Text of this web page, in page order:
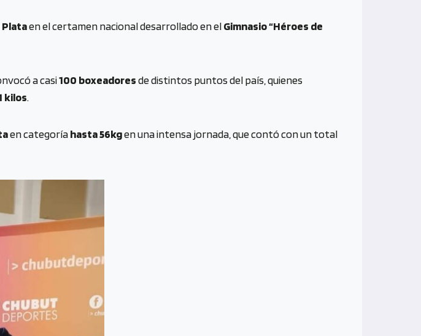
Plataen el certamen nacional desarrollado en elGimnasio “Héroes de
a casi100 boxeadoresde distintos puntos del país, quienes
kilos.
en categoríahasta 56kgen una intensa jornada, que contó con un total